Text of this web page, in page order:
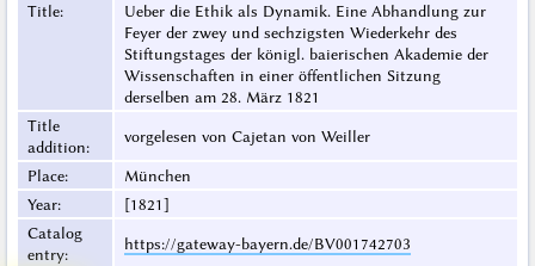
Title:
Ueber die Ethik als Dynamik. Eine Abhandlung zur
Feyer der zwey und sechzigsten Wiederkehr des
Stiftungstages der königl. baierischen Akademie der
Wissenschaften in einer öffentlichen Sitzung
derselben am 28. März 1821
Title
addition:
vorgelesen von Cajetan von Weiller
Place:
München
Year:
[1821]
Catalog
entry:
https://gateway-bayern.de/BV001742703